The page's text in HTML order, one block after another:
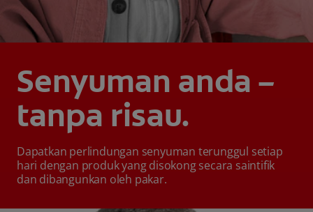
Senyuman anda –
tanpa risau.
Dapatkan perlindungan senyuman terunggul setiap
hari dengan produk yang disokong secara saintifik
dan dibangunkan oleh pakar.